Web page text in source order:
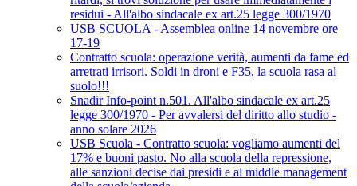
residui - All'albo sindacale ex art.25 legge 300/1970
USB SCUOLA - Assemblea online 14 novembre ore
17-19
Contratto scuola: operazione verità, aumenti da fame ed
arretrati irrisori. Soldi in droni e F35, la scuola rasa al
suolo!!!
Snadir Info-point n.501. All'albo sindacale ex art.25
legge 300/1970 - Per avvalersi del diritto allo studio -
anno solare 2026
USB Scuola - Contratto scuola: vogliamo aumenti del
17% e buoni pasto. No alla scuola della repressione,
alle sanzioni decise dai presidi e al middle management